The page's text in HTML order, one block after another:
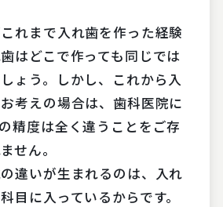
れまで入れ歯を作った経験
はどこで作っても同じでは
ょう。しかし、これから入
考えの場合は、歯科医院に
精度は全く違うことをご存
せん。
違いが生まれるのは、入れ
目に入っているからです。